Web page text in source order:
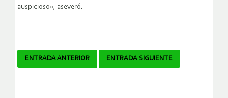
auspicioso», aseveró.
Navegador
ENTRADA ANTERIOR ENTRADA SIGUIENTE